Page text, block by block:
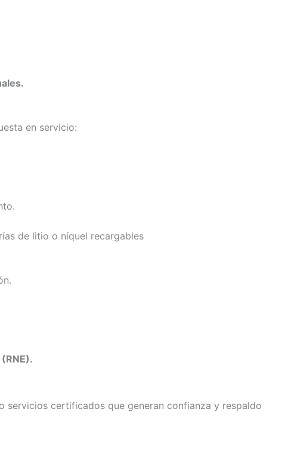
en servicio:
de litio o níquel recargables
servicios certificados que generan confianza y respaldo